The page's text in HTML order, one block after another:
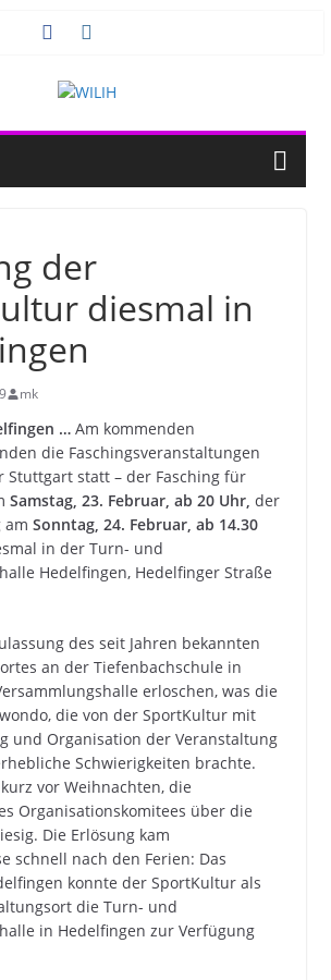
der
diesmal in
mk
…Am kommenden
die Faschingsveranstaltungen
Stuttgart statt – der Fasching für
Samstag, 23. Februar, ab 20 Uhr, der
am Sonntag, 24. Februar, ab 14.30
in der Turn- und
Hedelfingen, Hedelfinger Straße
des seit Jahren bekannten
an der Tiefenbachschule in
erloschen, was die
die von der SportKultur mit
und Organisation der Veranstaltung
Schwierigkeiten brachte.
vor Weihnachten, die
Organisationskomitees über die
Die Erlösung kam
schnell nach den Ferien: Das
konnte der SportKultur als
die Turn- und
in Hedelfingen zur Verfügung